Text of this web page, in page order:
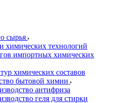
сырья
технологий
импортных химических
химических составов
бытовой химии
антифриза
геля для стирки